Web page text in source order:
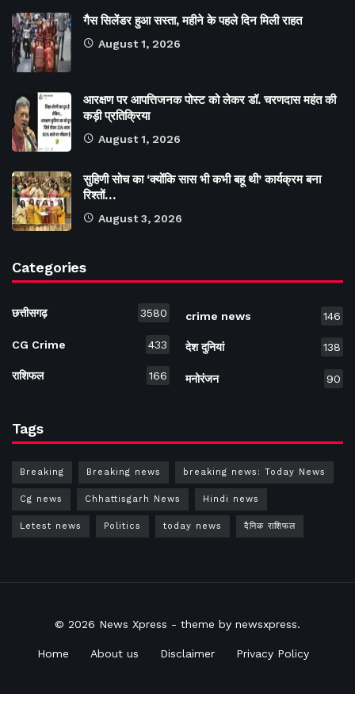
गैस सिलेंडर हुआ सस्ता, महीने के पहले दिन मिली राहत
August 1, 2026
आरक्षण पर आपत्तिजनक पोस्ट को लेकर डॉ. चरणदास महंत की
कड़ी प्रतिक्रिया
August 1, 2026
सुहिणी सोच का ‘क्योंकि सास भी कभी बहू थी’ कार्यक्रम बना
रिश्तों…
August 3, 2026
Categories
छत्तीसगढ़ 3580
CG Crime 433
राशिफल 166
crime news 146
देश दुनियां 138
मनोरंजन 90
Tags
Breaking Breaking news breaking news: Today News
Cg news Chhattisgarh News Hindi news
Letest news Politics today news दैनिक राशिफल
© 2026 News Xpress - theme by newsxpress.
Home About us Disclaimer Privacy Policy